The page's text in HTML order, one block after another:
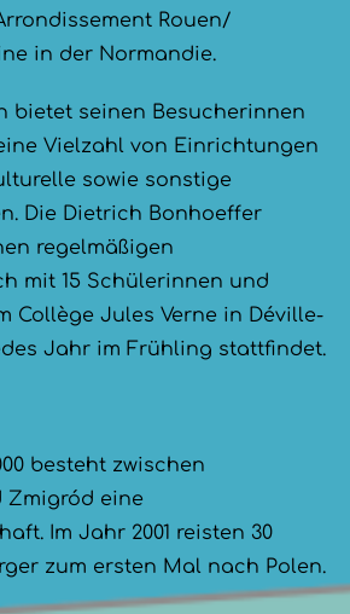
Rouen/
in der Normandie.
bietet seinen Besucherinnen
Vielzahl von Einrichtungen
sowie sonstige
Die Dietrich Bonhoeffer
regelmäßigen
mit 15 Schülerinnen und
Collège Jules Verne in Déville-
Jahr im Frühling stattfindet.
besteht zwischen
Zmigród eine
Im Jahr 2001 reisten 30
zum ersten Mal nach Polen.